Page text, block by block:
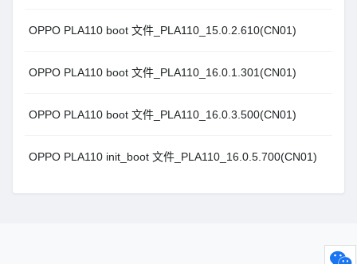
OPPO PLA110 boot 文件_PLA110_15.0.2.610(CN01)
OPPO PLA110 boot 文件_PLA110_16.0.1.301(CN01)
OPPO PLA110 boot 文件_PLA110_16.0.3.500(CN01)
OPPO PLA110 init_boot 文件_PLA110_16.0.5.700(CN01)